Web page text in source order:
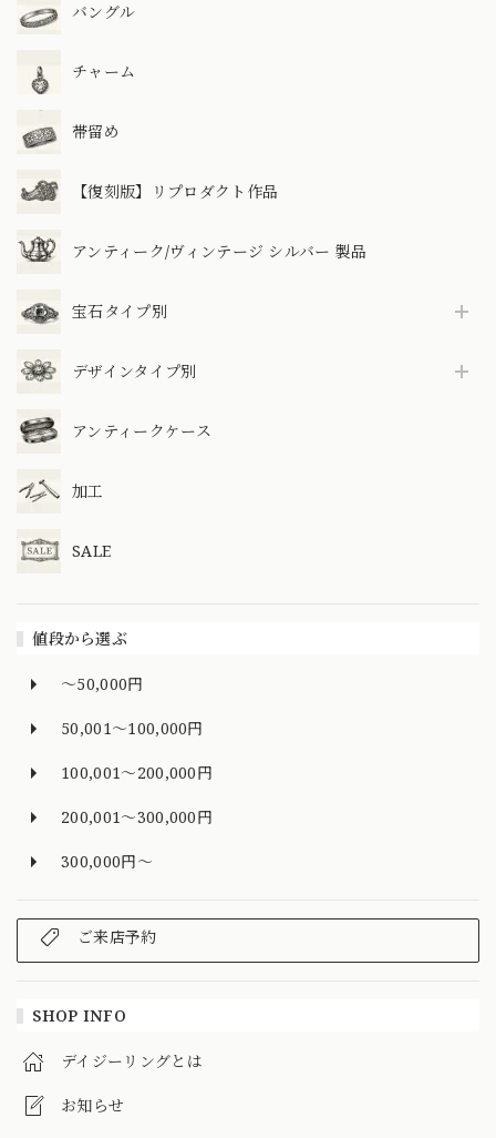
バングル
チャーム
帯留め
【復刻版】リプロダクト作品
アンティーク/ヴィンテージ シルバー 製品
宝石タイプ別
デザインタイプ別
アンティークケース
加工
SALE
値段から選ぶ
～50,000円
50,001～100,000円
100,001～200,000円
200,001～300,000円
300,000円～
ご来店予約
SHOP INFO
デイジーリングとは
お知らせ